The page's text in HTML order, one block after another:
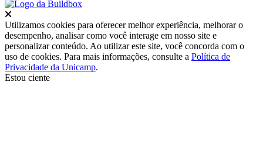
Utilizamos cookies para oferecer melhor experiência, melhorar o
desempenho, analisar como você interage em nosso site e
personalizar conteúdo. Ao utilizar este site, você concorda com o
uso de cookies. Para mais informações, consulte a Política de
Privacidade da Unicamp.
Estou ciente